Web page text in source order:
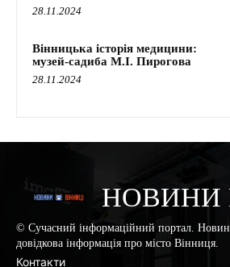
28.11.2024
Вінницька історія медицини:
музей-садиба М.І. Пирогова
28.11.2024
НОВИНИ
© Сучасний інформаційний портал.
довідкова інформація про місто Вінниця.
Контакти